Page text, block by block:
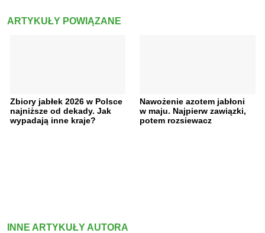
ARTYKUŁY POWIĄZANE
Zbiory jabłek 2026 w Polsce
najniższe od dekady. Jak
wypadają inne kraje?
Nawożenie azotem jabłoni
w maju. Najpierw zawiązki,
potem rozsiewacz
INNE ARTYKUŁY AUTORA